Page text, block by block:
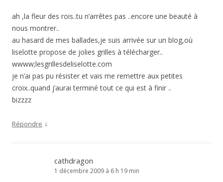
ah ,la fleur des rois..tu n’arrêtes pas ..encore une beauté à
nous montrer..
au hasard de mes ballades,je suis arrivée sur un blog,où
liselotte propose de jolies grilles à télécharger..
wwww;lesgrillesdeliselotte.com
je n’ai pas pu résister et vais me remettre aux petites
croix..quand j’aurai terminé tout ce qui est à finir ..
bizzzz
Répondre ↓
cathdragon
1 décembre 2009 à 6 h 19 min